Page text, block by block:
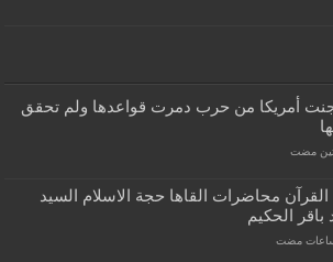
جنت أمريكا من حرب دمرت قواعدها ولم تحقق
مضت
محاضرات القاها حجة الاسلام السيد
الحكيم